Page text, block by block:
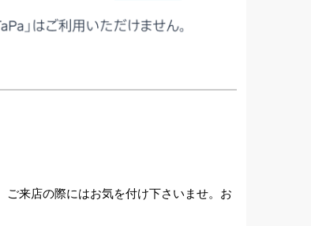
来店の際にはお気を付け下さいませ。お